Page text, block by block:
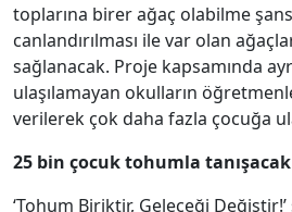
toplarına birer ağaç olabilme
canlandırılması ile var olan
sağlanacak. Proje kapsamında
ulaşılamayan okulların
verilerek çok daha fazla çocuğa
25 bin çocuk tohumla tanışacak
‘Tohum Biriktir, Geleceği